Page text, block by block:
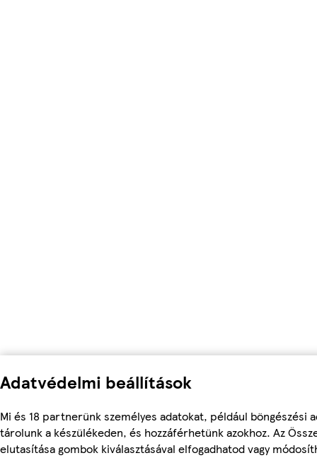
Adatvédelmi beállítások
Mi és 18 partnerünk személyes adatokat, például böngészési
tárolunk a készülékeden, és hozzáférhetünk azokhoz. Az
elutasítása gombok kiválasztásával elfogadhatod vagy